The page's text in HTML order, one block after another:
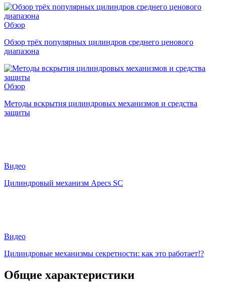
Обзор
Обзор трёх популярных цилиндров среднего ценового
диапазона
Обзор
Методы вскрытия цилиндровых механизмов и средства
защиты
Видео
Цилиндровый механизм Apecs SC
Видео
Цилиндровые механизмы секретности: как это работает!?
Общие характеристики